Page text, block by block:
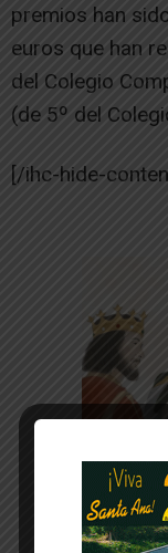
premios han
euros que han
del Colegio
(de 5º del
[/ihc-hide-